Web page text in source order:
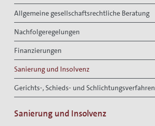
Allgemeine gesellschaftsrechtliche Beratung
Nachfolgeregelungen
Finanzierungen
Sanierung und Insolvenz
Gerichts-, Schieds- und Schlichtungsverfahren
Sanierung und Insolvenz